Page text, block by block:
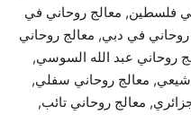
فلسطين, معالج روحاني في
روحاني في دبي, معالج روحاني
روحاني عبد الله السوسي,
شيعي, معالج روحاني سفلي,
معالج روحاني تائب,